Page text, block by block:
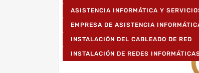
ASISTENCIA INFORMÁTICA Y
EMPRESA DE ASISTENCIA
INSTALACIÓN DEL CABLEADO DE RED
INSTALACIÓN DE REDES